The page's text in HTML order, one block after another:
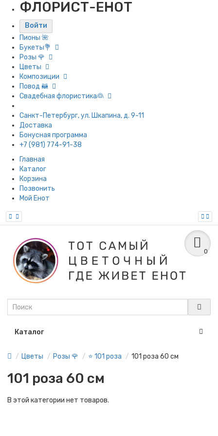
ФЛОРИСТ-ЕНОТ
Войти
Пионы 🌺
Букеты💐
Розы 🌹
Цветы
Композиции
Повод 🦝
Свадебная флористика👰
Санкт-Петербург, ул. Шкапина, д. 9-11
Доставка
Бонусная программа
+7 (981) 774-91-38
Главная
Каталог
Корзина
Позвонить
Мой Енот
0
Каталог
Цветы Розы 🌹 ⭐ 101 роза 101 роза 60 см
101 роза 60 см
В этой категории нет товаров.